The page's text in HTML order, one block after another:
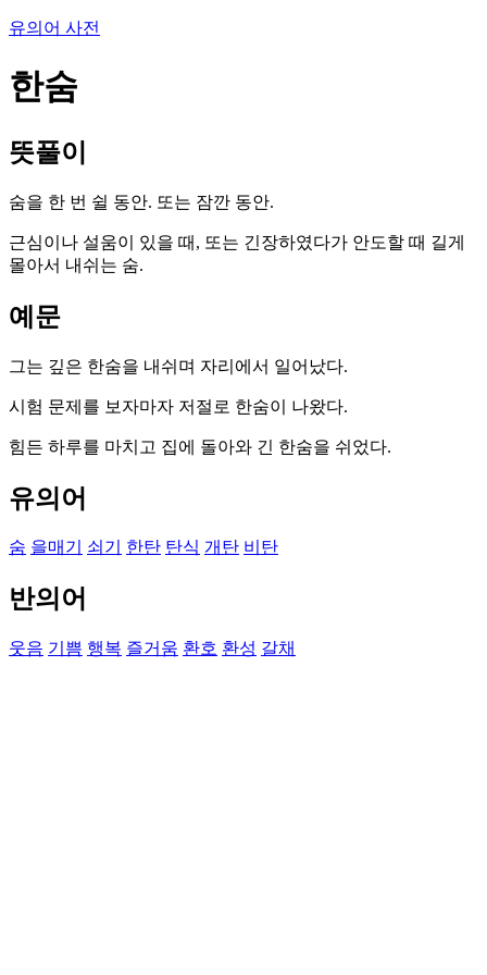
유의어 사전
한숨
뜻풀이
숨을 한 번 쉴 동안. 또는 잠깐 동안.
근심이나 설움이 있을 때, 또는 긴장하였다가 안도할 때 길게
몰아서 내쉬는 숨.
예문
그는 깊은 한숨을 내쉬며 자리에서 일어났다.
시험 문제를 보자마자 저절로 한숨이 나왔다.
힘든 하루를 마치고 집에 돌아와 긴 한숨을 쉬었다.
유의어
숨 을매기 쇠기 한탄 탄식 개탄 비탄
반의어
웃음 기쁨 행복 즐거움 환호 환성 갈채